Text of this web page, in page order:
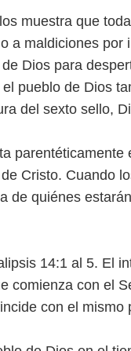
muestra que
o a maldiciones por
Dios para
pueblo de Dios
del sexto sello,
parentéticamente
Cristo. Cuando
de quiénes
14:1 al 5. El
comienza con el
con el mismo